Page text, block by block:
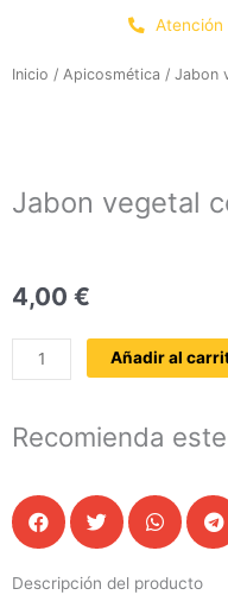
contenido
Inicio / Apicosmética / Jabon
Jabon vegetal
4,00 €
Jabon
vegetal
propoleo
Añadir al
Recomienda
Descripción del producto